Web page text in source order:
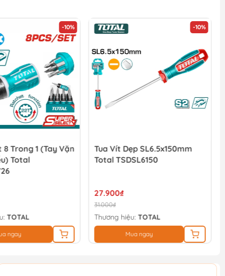
-10%
8 Trong 1 (tay Vặn
Total
TOTAL
ngay
-10%
Tua Vít Dẹp SL6.5x150mm
Total TSDSL6150
27.900₫
31.000₫
Thương hiệu: TOTAL
Mua ngay